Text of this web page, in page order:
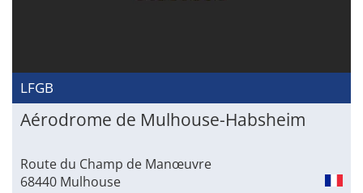
LFGB
Aérodrome de Mulhouse-Habsheim
Route du Champ de Manœuvre
68440 Mulhouse